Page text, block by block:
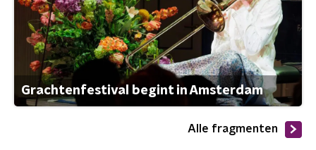
Grachtenfestival begint in Amsterdam
Alle fragmenten